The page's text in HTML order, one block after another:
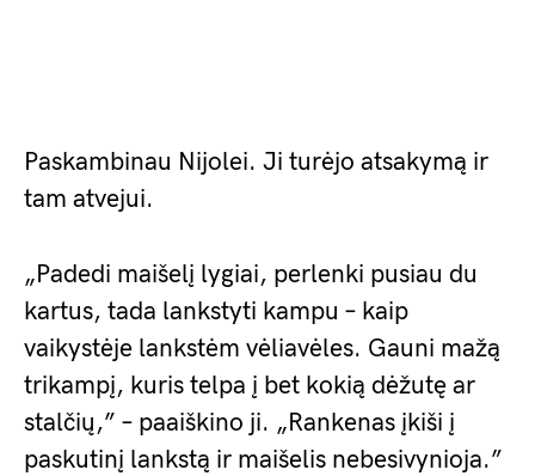
Paskambinau Nijolei. Ji turėjo atsakymą ir
tam atvejui.
„Padedi maišelį lygiai, perlenki pusiau du
kartus, tada lankstyti kampu – kaip
vaikystėje lankstėm vėliavėles. Gauni mažą
trikampį, kuris telpa į bet kokią dėžutę ar
stalčių,” – paaiškino ji. „Rankenas įkiši į
paskutinį lankstą ir maišelis nebesivynioja.”